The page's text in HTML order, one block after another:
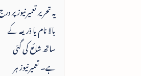
یہ تحریر تعمیرنیوز پر
بالا نام یا ذریعہ کے
ساتھ شائع کی گئی
ہے۔ تعمیرنیوز ہر